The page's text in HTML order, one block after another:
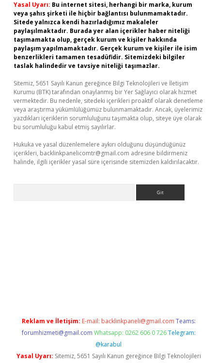
Yasal Uyarı: Bu internet sitesi, herhangi bir marka, kurum
veya şahıs şirketi ile hiçbir bağlantısı bulunmamaktadır.
Sitede yalnızca kendi hazırladığımız makaleler
paylaşılmaktadır. Burada yer alan içerikler haber niteliği
taşımamakta olup, gerçek kurum ve kişiler hakkında
paylaşım yapılmamaktadır. Gerçek kurum ve kişiler ile isim
benzerlikleri tamamen tesadüfidir. Sitemizdeki bilgiler
taslak halindedir ve tavsiye niteliği taşımazlar.
Sitemiz, 5651 Sayılı Kanun gereğince Bilgi Teknolojileri ve İletişim
Kurumu (BTK) tarafından onaylanmış bir Yer Sağlayıcı olarak hizmet
vermektedir. Bu nedenle, sitedeki içerikleri proaktif olarak denetleme
veya araştırma yükümlülüğümüz bulunmamaktadır. Ancak, üyelerimiz
yazdıkları içeriklerin sorumluluğunu taşımakta olup, siteye üye olarak
bu sorumluluğu kabul etmiş sayılırlar.
Hukuka ve yasal düzenlemelere aykırı olduğunu düşündüğünüz
içerikleri, backlinkpanelicomtr@gmail.com adresine bildirmeniz
halinde, ilgili içerikler yasal süre içerisinde sitemizden kaldırılacaktır.
Reklam ve İletişim: E-mail: backlinkpaneli@gmail.com Teams:
forumhizmeti@gmail.com Whatsapp: 0262 606 0 726 Telegram:
@karabul
Yasal Uyarı: Sitemiz, 5651 Sayılı Kanun gereğince Bilgi Teknolojileri